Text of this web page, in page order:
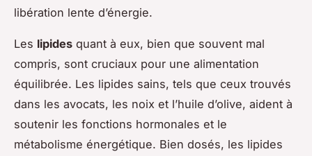
libération lente d’énergie.
Les lipides quant à eux, bien que souvent mal
compris, sont cruciaux pour une alimentation
équilibrée. Les lipides sains, tels que ceux trouvés
dans les avocats, les noix et l’huile d’olive, aident à
soutenir les fonctions hormonales et le
métabolisme énergétique. Bien dosés, les lipides